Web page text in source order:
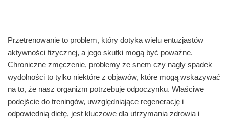
Przetrenowanie to problem, który dotyka wielu entuzjastów
aktywności fizycznej, a jego skutki mogą być poważne.
Chroniczne zmęczenie, problemy ze snem czy nagły spadek
wydolności to tylko niektóre z objawów, które mogą wskazywać
na to, że nasz organizm potrzebuje odpoczynku. Właściwe
podejście do treningów, uwzględniające regenerację i
odpowiednią dietę, jest kluczowe dla utrzymania zdrowia i